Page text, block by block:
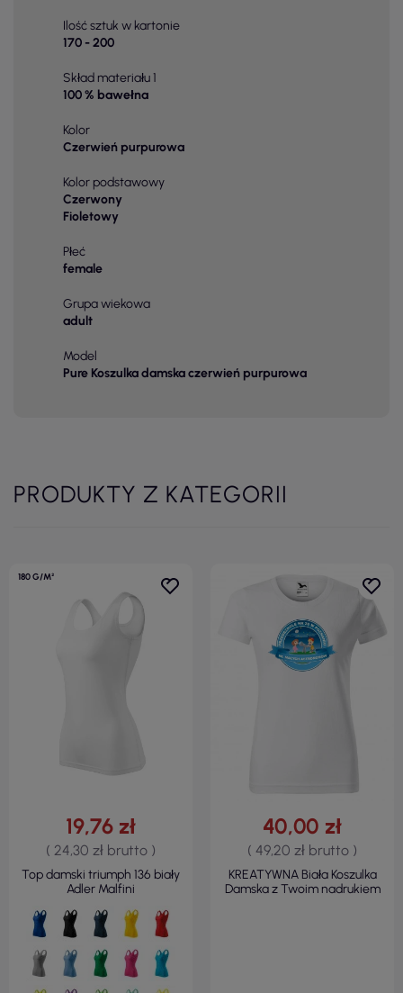
Ilość sztuk w kartonie
170 - 200
Skład materiału 1
100 % bawełna
Kolor
Czerwień purpurowa
Kolor podstawowy
Czerwony
Fioletowy
Płeć
female
Grupa wiekowa
adult
Model
Pure Koszulka damska czerwień purpurowa
PRODUKTY Z KATEGORII
180 G/M²
19,76 zł
( 24,30 zł brutto )
Top damski triumph 136 biały
Adler Malfini
40,00 zł
( 49,20 zł brutto )
KREATYWNA Biała Koszulka
Damska z Twoim nadrukiem